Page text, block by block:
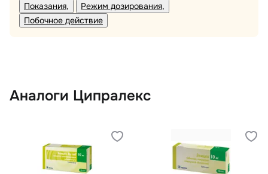
Показания
Режим дозирования
Побочное действие
Аналоги Ципралекс